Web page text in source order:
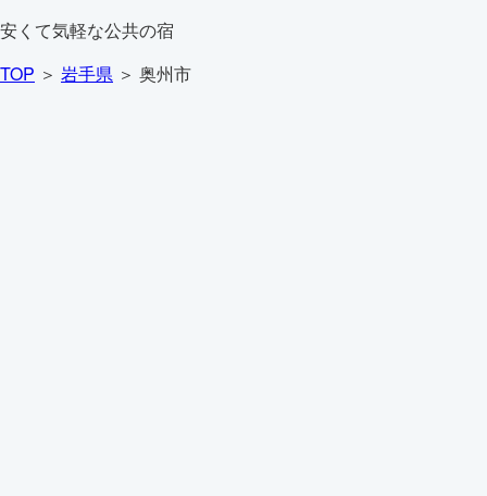
安くて気軽な公共の宿
TOP ＞ 岩手県 ＞ 奥州市